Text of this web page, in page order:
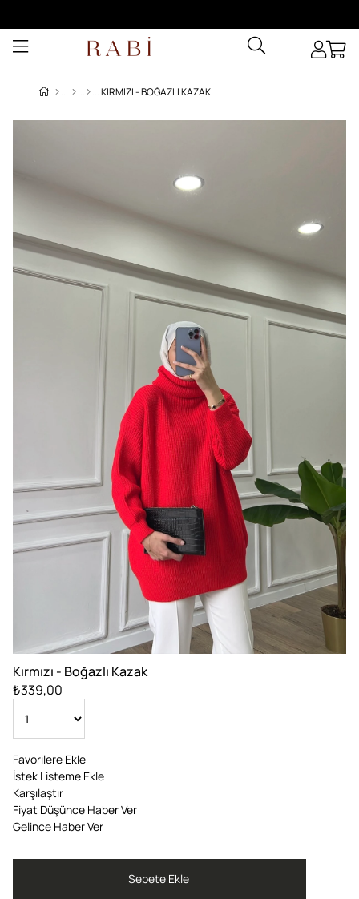
KIRMIZI - BOĞAZLI KAZAK
Kırmızı - Boğazlı Kazak
₺339,00
Favorilere Ekle
İstek Listeme Ekle
Karşılaştır
Fiyat Düşünce Haber Ver
Gelince Haber Ver